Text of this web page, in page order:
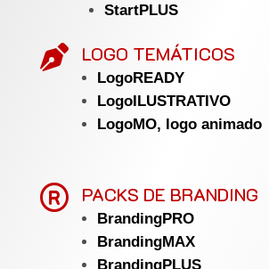
StartPLUS
 LOGO TEMÁTICOS
LogoREADY
LogoILUSTRATIVO
LogoMO, logo animado
 PACKS DE BRANDING
BrandingPRO
BrandingMAX
BrandingPLUS